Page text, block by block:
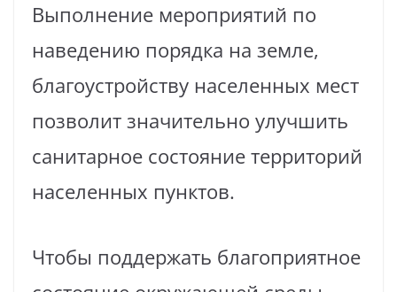
Выполнение мероприятий по
наведению порядка на земле,
благоустройству населенных мест
позволит значительно улучшить
санитарное состояние территорий
населенных пунктов.
Чтобы поддержать благоприятное